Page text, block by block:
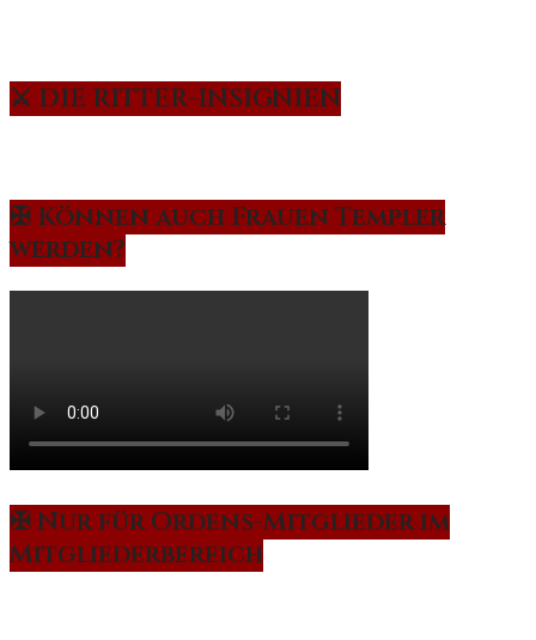
⚔️ DIE RITTER-INSIGNIEN
✠ Können auch Frauen Templer
werden?
✠ Nur für Ordens-Mitglieder im
Mitgliederbereich